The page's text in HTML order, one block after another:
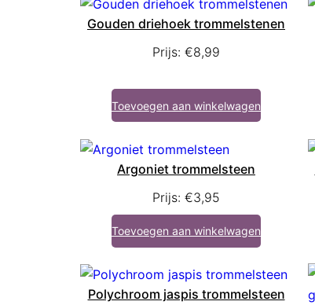
Gouden driehoek trommelstenen
Prijs: €8,99
Toevoegen aan winkelwagen
Argoniet trommelsteen
Prijs: €3,95
Toevoegen aan winkelwagen
Polychroom jaspis trommelsteen